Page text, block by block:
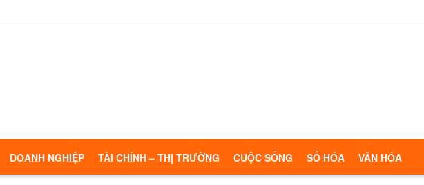
DOANH NGHIỆP TÀI CHÍNH – THỊ TRƯỜNG CUỘC SỐNG SỐ HÓA VĂN HÓA